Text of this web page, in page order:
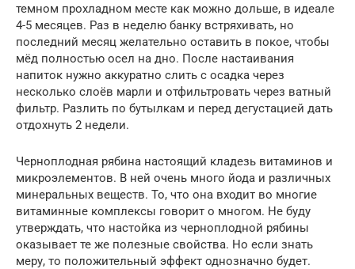
темном прохладном месте как можно дольше, в идеале
4-5 месяцев. Раз в неделю банку встряхивать, но
последний месяц желательно оставить в покое, чтобы
мёд полностью осел на дно. После настаивания
напиток нужно аккуратно слить с осадка через
несколько слоёв марли и отфильтровать через ватный
фильтр. Разлить по бутылкам и перед дегустацией дать
отдохнуть 2 недели.
Черноплодная рябина настоящий кладезь витаминов и
микроэлементов. В ней очень много йода и различных
минеральных веществ. То, что она входит во многие
витаминные комплексы говорит о многом. Не буду
утверждать, что настойка из черноплодной рябины
оказывает те же полезные свойства. Но если знать
меру, то положительный эффект однозначно будет.